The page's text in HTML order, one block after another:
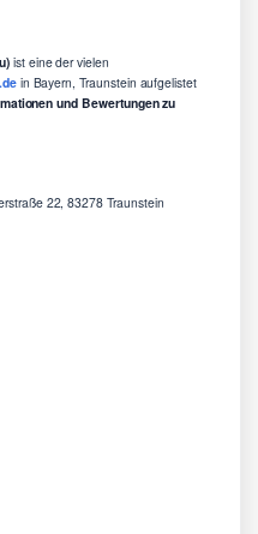
ist eine der vielen
in Bayern, Traunstein aufgelistet
und Bewertungen zu
22, 83278 Traunstein